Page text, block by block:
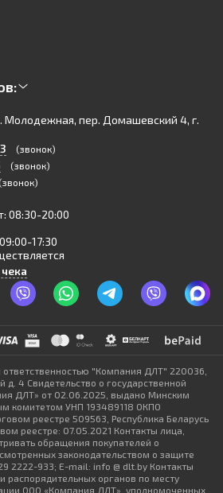
Молодежная, пер. Домашевский 4, г.
(звонок)
(звонок)
(звонок)
08:30-20:00
17:30
"Компания ДЛТ" 220036,
4 Свидетельство о государственной
ДЛТ» от 02.06.2025, выдано Минским
комитетом УНП 193489118 ОКПО
реестре 509563, Республика Беларусь
реестре: 07.05.2021 Контакты лица,
обращения покупателей о
законодательством о защите
2222-933; E-mail: info @ dlt.by Контакты
распорядительных органов по месту
ООО «Компания ДЛТ», уполномоченных